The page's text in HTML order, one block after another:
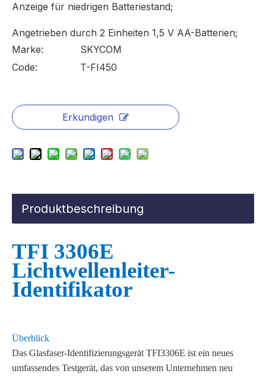
Anzeige für niedrigen Batteriestand;
Angetrieben durch 2 Einheiten 1,5 V AA-Batterien;
Marke:
SKYCOM
Code:
T-FI450
Erkundigen
Produktbeschreibung
TFI 3306E
Lichtwellenleiter-
Identifikator
Überblick
Das Glasfaser-Identifizierungsgerät TFI3306E ist ein neues
umfassendes Testgerät, das von unserem Unternehmen neu